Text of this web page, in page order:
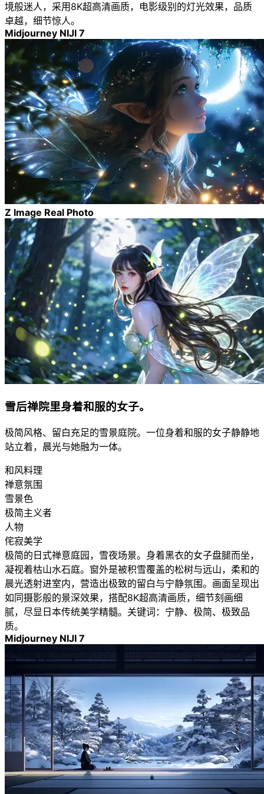
境般迷人，采用8K超高清画质，电影级别的灯光效果，品质
卓越，细节惊人。
Midjourney NIJI 7
Z Image Real Photo
雪后禅院里身着和服的女子。
极简风格、留白充足的雪景庭院。一位身着和服的女子静静地
站立着，晨光与她融为一体。
和风料理
禅意氛围
雪景色
极简主义者
人物
侘寂美学
极简的日式禅意庭园，雪夜场景。身着黑衣的女子盘腿而坐，
凝视着枯山水石庭。窗外是被积雪覆盖的松树与远山，柔和的
晨光透射进室内，营造出极致的留白与宁静氛围。画面呈现出
如同摄影般的景深效果，搭配8K超高清画质，细节刻画细
腻，尽显日本传统美学精髓。关键词：宁静、极简、极致品
质。
Midjourney NIJI 7